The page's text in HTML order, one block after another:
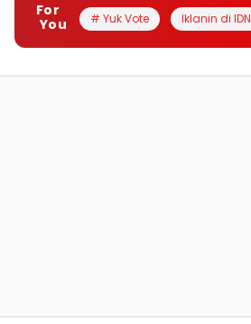
For
You
# Yuk Vote Iklanin di IDN